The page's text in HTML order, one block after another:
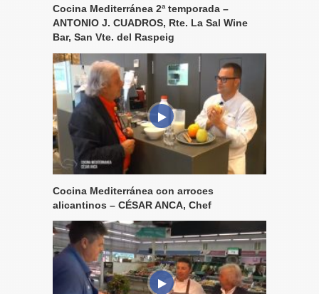
Cocina Mediterránea 2ª temporada –
ANTONIO J. CUADROS, Rte. La Sal Wine
Bar, San Vte. del Raspeig
Cocina Mediterránea con arroces
alicantinos – CÉSAR ANCA, Chef